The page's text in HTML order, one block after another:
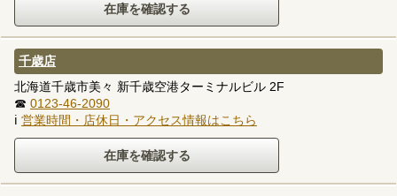
千歳店
北海道千歳市美々 新千歳空港ターミナルビル 2F
☎ 0123-46-2090
ℹ 営業時間・店休日・アクセス情報はこちら